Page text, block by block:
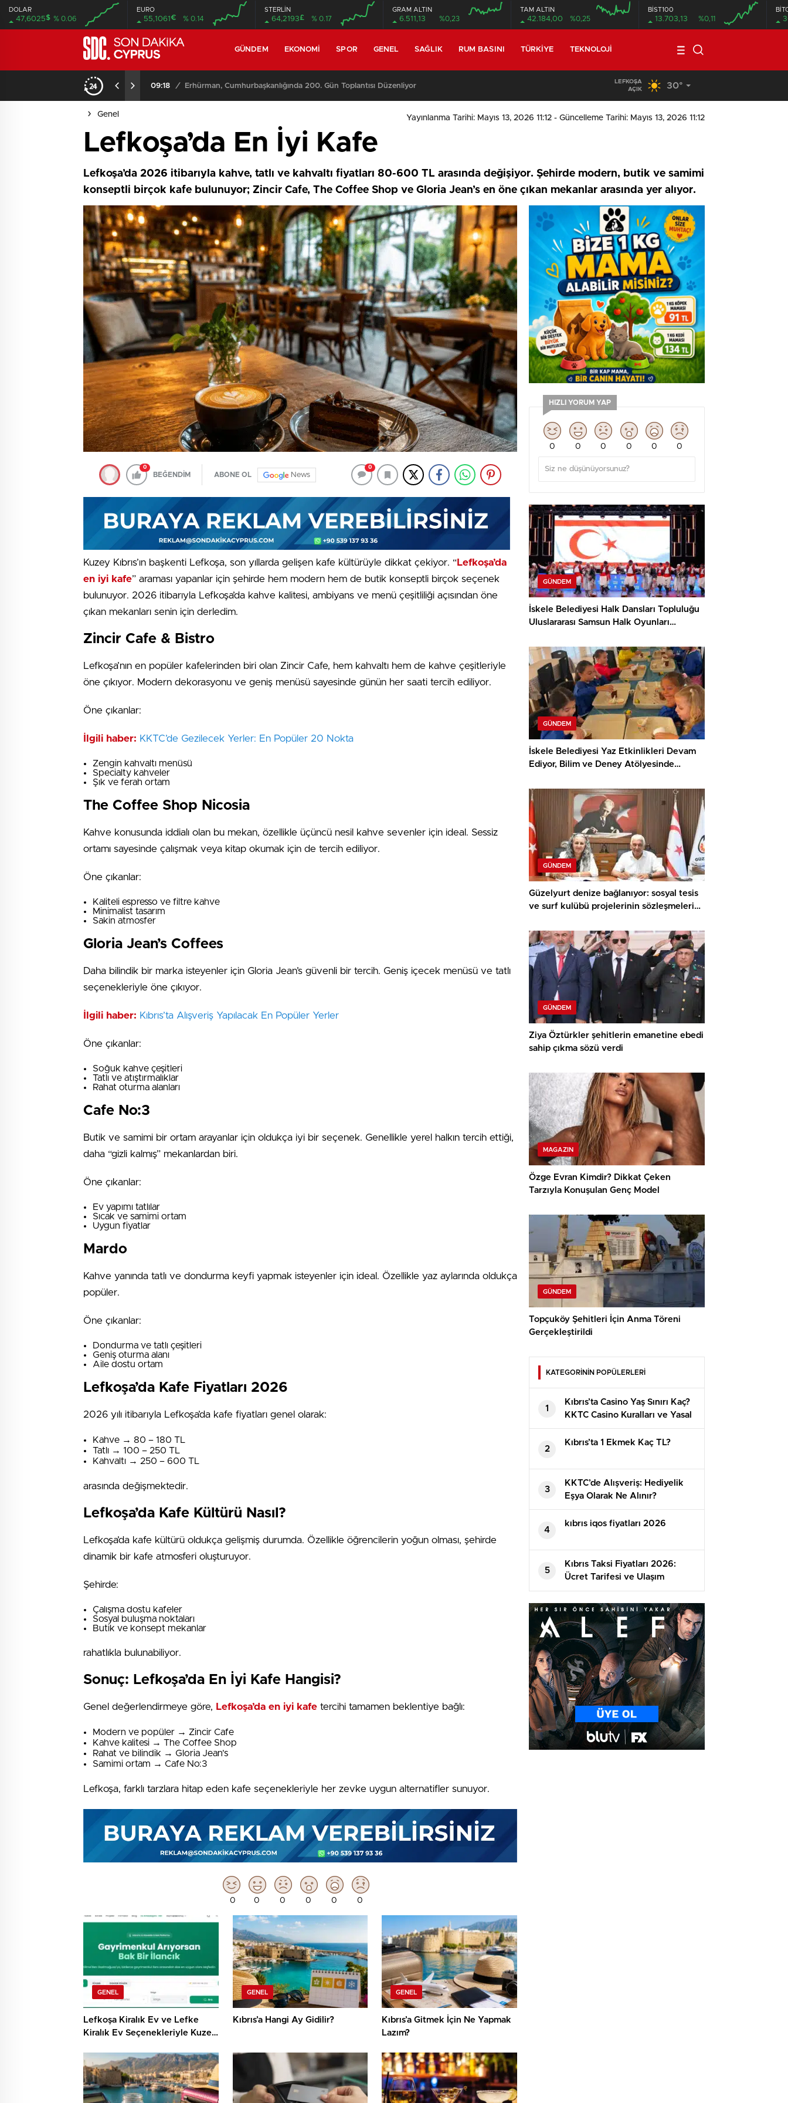
DOLAR
47,6025$ % 0.06
EURO
55,1061€ % 0.14
STERLİN
64,2193£ % 0.17
GRAM ALTIN
6.511,13 %0,23
TAM ALTIN
42.184,00 %0,25
BİST100
13.703,13 %0,11
GÜNDEM EKONOMI SPOR GENEL SAĞLIK RUM BASINI TÜRKIYE TEKNOLOJI
200. Gün Toplantısı Düzenliyor 09:11 / Meclis, yasama gündemiyle yeniden toplanıyor 19:29
LEFKOŞA
AÇIK
30°
Genel Yayınlanma Tarihi: Mayıs 13, 2026 11:12 - Güncelleme Tarihi: Mayıs 13, 2026 11:12
⁠⁠Lefkoşa’da En İyi Kafe
Lefkoşa’da 2026 itibarıyla kahve, tatlı ve kahvaltı fiyatları 80-600 TL arasında değişiyor. Şehirde modern, butik ve samimi
konseptli birçok kafe bulunuyor; Zincir Cafe, The Coffee Shop ve Gloria Jean’s en öne çıkan mekanlar arasında yer alıyor.
0
BEĞENDİM ABONE OL News
0
Kuzey Kıbrıs’ın başkenti Lefkoşa, son yıllarda gelişen kafe kültürüyle dikkat çekiyor. “Lefkoşa’da
en iyi kafe” araması yapanlar için şehirde hem modern hem de butik konseptli birçok seçenek
bulunuyor. 2026 itibarıyla Lefkoşa’da kahve kalitesi, ambiyans ve menü çeşitliliği açısından öne
çıkan mekanları senin için derledim.
Zincir Cafe & Bistro
Lefkoşa’nın en popüler kafelerinden biri olan Zincir Cafe, hem kahvaltı hem de kahve çeşitleriyle
öne çıkıyor. Modern dekorasyonu ve geniş menüsü sayesinde günün her saati tercih ediliyor.
Öne çıkanlar:
İlgili haber: KKTC’de Gezilecek Yerler: En Popüler 20 Nokta
Zengin kahvaltı menüsü
Specialty kahveler
Şık ve ferah ortam
The Coffee Shop Nicosia
Kahve konusunda iddialı olan bu mekan, özellikle üçüncü nesil kahve sevenler için ideal. Sessiz
ortamı sayesinde çalışmak veya kitap okumak için de tercih ediliyor.
Öne çıkanlar:
Kaliteli espresso ve filtre kahve
Minimalist tasarım
Sakin atmosfer
Gloria Jean’s Coffees
Daha bilindik bir marka isteyenler için Gloria Jean’s güvenli bir tercih. Geniş içecek menüsü ve tatlı
seçenekleriyle öne çıkıyor.
İlgili haber: Kıbrıs’ta Alışveriş Yapılacak En Popüler Yerler
Öne çıkanlar:
Soğuk kahve çeşitleri
Tatlı ve atıştırmalıklar
Rahat oturma alanları
Cafe No:3
Butik ve samimi bir ortam arayanlar için oldukça iyi bir seçenek. Genellikle yerel halkın tercih ettiği,
daha “gizli kalmış” mekanlardan biri.
Öne çıkanlar:
Ev yapımı tatlılar
Sıcak ve samimi ortam
Uygun fiyatlar
Mardo
Kahve yanında tatlı ve dondurma keyfi yapmak isteyenler için ideal. Özellikle yaz aylarında oldukça
popüler.
Öne çıkanlar:
Dondurma ve tatlı çeşitleri
Geniş oturma alanı
Aile dostu ortam
Lefkoşa’da Kafe Fiyatları 2026
2026 yılı itibarıyla Lefkoşa’da kafe fiyatları genel olarak:
Kahve → 80 – 180 TL
Tatlı → 100 – 250 TL
Kahvaltı → 250 – 600 TL
arasında değişmektedir.
Lefkoşa’da Kafe Kültürü Nasıl?
Lefkoşa’da kafe kültürü oldukça gelişmiş durumda. Özellikle öğrencilerin yoğun olması, şehirde
dinamik bir kafe atmosferi oluşturuyor.
Şehirde:
Çalışma dostu kafeler
Sosyal buluşma noktaları
Butik ve konsept mekanlar
rahatlıkla bulunabiliyor.
Sonuç: Lefkoşa’da En İyi Kafe Hangisi?
Genel değerlendirmeye göre, Lefkoşa’da en iyi kafe tercihi tamamen beklentiye bağlı:
Modern ve popüler → Zincir Cafe
Kahve kalitesi → The Coffee Shop
Rahat ve bilindik → Gloria Jean’s
Samimi ortam → Cafe No:3
Lefkoşa, farklı tarzlara hitap eden kafe seçenekleriyle her zevke uygun alternatifler sunuyor.
0 0 0 0 0 0
GENEL
Lefkoşa Kiralık Ev ve Lefke
Kiralık Ev Seçenekleriyle Kuzey
GENEL
Kıbrıs’a Hangi Ay Gidilir?
GENEL
Kıbrıs’a Gitmek İçin Ne Yapmak
Lazım?
HIZLI YORUM YAP
0 0 0 0 0 0
GÜNDEM
İskele Belediyesi Halk Dansları Topluluğu
Uluslararası Samsun Halk Oyunları
Ediyor
GÜNDEM
İskele Belediyesi Yaz Etkinlikleri Devam
Ediyor, Bilim ve Deney Atölyesinde
GÜNDEM
Güzelyurt denize bağlanıyor: sosyal tesis
ve surf kulübü projelerinin sözleşmeleri
GÜNDEM
Ziya Öztürkler şehitlerin emanetine ebedi
sahip çıkma sözü verdi
MAGAZIN
Özge Evran Kimdir? Dikkat Çeken
Tarzıyla Konuşulan Genç Model
GÜNDEM
Topçuköy Şehitleri İçin Anma Töreni
Gerçekleştirildi
KATEGORİNİN POPÜLERLERİ
1
Kıbrıs’ta Casino Yaş Sınırı Kaç?
KKTC Casino Kuralları ve Yasal
Detaylar
2
Kıbrıs’ta 1 Ekmek Kaç TL?
3
KKTC’de Alışveriş: Hediyelik
Eşya Olarak Ne Alınır?
4
⁠kıbrıs iqos fiyatları 2026
5
Kıbrıs Taksi Fiyatları 2026:
Ücret Tarifesi ve Ulaşım
Rehberi